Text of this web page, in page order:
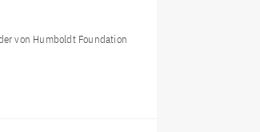
von Humboldt Foundation